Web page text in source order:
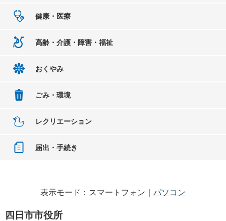
健康・医療
高齢・介護・障害・福祉
おくやみ
ごみ・環境
レクリエーション
届出・手続き
表示モード：スマートフォン｜ パソコン
四日市市役所